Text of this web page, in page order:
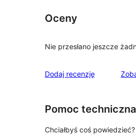
Oceny
Nie przesłano jeszcze
Dodaj recenzję
Pomoc techniczna
Chciałbyś coś